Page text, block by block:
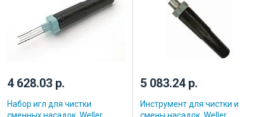
4 628.03 р.
Набор игл для чистки
сменных насадок, Weller
5 083.24 р.
Инструмент для чистки и